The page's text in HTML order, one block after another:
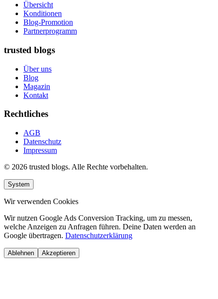
Übersicht
Konditionen
Blog-Promotion
Partnerprogramm
trusted blogs
Über uns
Blog
Magazin
Kontakt
Rechtliches
AGB
Datenschutz
Impressum
© 2026 trusted blogs. Alle Rechte vorbehalten.
System
Wir verwenden Cookies
Wir nutzen Google Ads Conversion Tracking, um zu messen,
welche Anzeigen zu Anfragen führen. Deine Daten werden an
Google übertragen. Datenschutzerklärung
Ablehnen Akzeptieren